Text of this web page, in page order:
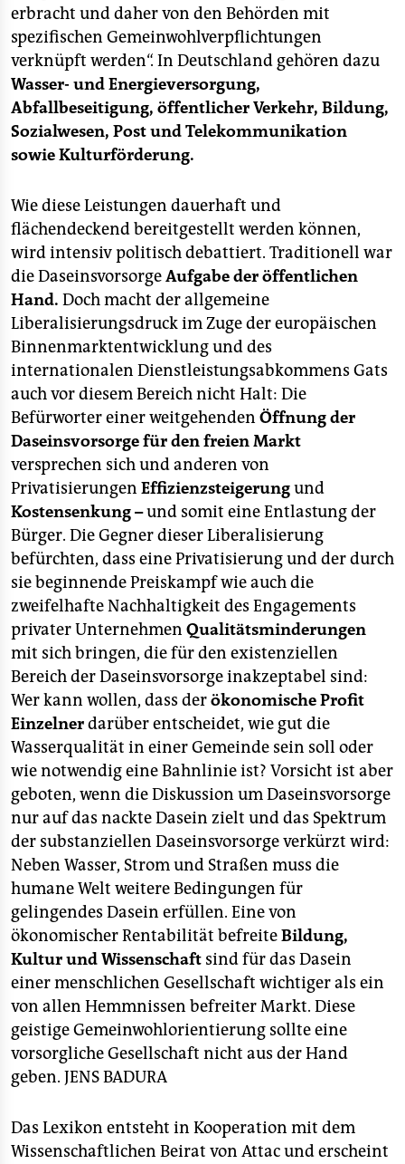
unterstützen
abo
genossenschaft
epaper login
erbracht und daher von den Behörden mit
spezifischen Gemeinwohlverpflichtungen
verknüpft werden“. In Deutschland gehören dazu
Wasser- und Energieversorgung,
Abfallbeseitigung, öffentlicher Verkehr, Bildung,
Sozialwesen, Post und Telekommunikation
sowie Kulturförderung.
Wie diese Leistungen dauerhaft und
flächendeckend bereitgestellt werden können,
wird intensiv politisch debattiert. Traditionell war
die DaseinsvorsorgeAufgabe der öffentlichen
Hand. Doch macht der allgemeine
Liberalisierungsdruck im Zuge der europäischen
Binnenmarktentwicklung und des
internationalen Dienstleistungsabkommens Gats
auch vor diesem Bereich nicht Halt: Die
Befürworter einer weitgehenden Öffnung der
Daseinsvorsorge für den freien Markt
versprechen sich und anderen von
Privatisierungen Effizienzsteigerungund
Kostensenkung –und somit eine Entlastung der
Bürger. Die Gegner dieser Liberalisierung
befürchten, dass eine Privatisierung und der durch
sie beginnende Preiskampf wie auch die
zweifelhafte Nachhaltigkeit des Engagements
privater Unternehmen Qualitätsminderungen
mit sich bringen, die für den existenziellen
Bereich der Daseinsvorsorge inakzeptabel sind:
Wer kann wollen, dass derökonomische Profit
Einzelnerdarüber entscheidet, wie gut die
Wasserqualität in einer Gemeinde sein soll oder
wie notwendig eine Bahnlinie ist? Vorsicht ist aber
geboten, wenn die Diskussion um Daseinsvorsorge
nur auf das nackte Dasein zielt und das Spektrum
der substanziellen Daseinsvorsorge verkürzt wird:
Neben Wasser, Strom und Straßen muss die
humane Welt weitere Bedingungen für
gelingendes Dasein erfüllen. Eine von
ökonomischer Rentabilität befreiteBildung,
Kultur und Wissenschaft sind für das Dasein
einer menschlichen Gesellschaft wichtiger als ein
von allen Hemmnissen befreiter Markt. Diese
geistige Gemeinwohlorientierung sollte eine
vorsorgliche Gesellschaft nicht aus der Hand
geben. JENS BADURA
Das Lexikon entsteht in Kooperation mit dem
Wissenschaftlichen Beirat von Attac und erscheint